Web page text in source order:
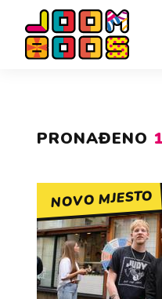
PRONAĐENO 1
NOVO MJESTO